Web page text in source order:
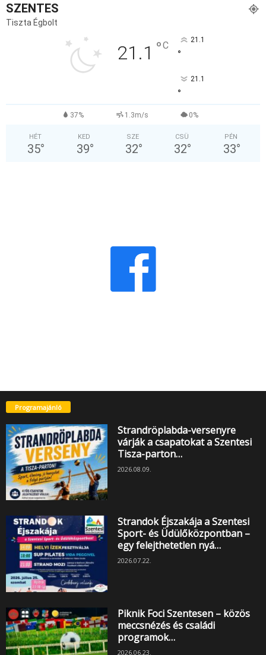
SZENTES
Tiszta Égbolt
21.1 °C 21.1
°
21.1
°
37% 1.3m/s 0%
HÉT
35°
KED
39°
SZE
32°
CSÜ
32°
PÉN
33°
Programajánló
Strandröplabda-versenyre
várják a csapatokat a Szentesi
Tisza-parton…
2026.08.09.
Strandok Éjszakája a Szentesi
Sport- és Üdülőközpontban –
egy felejthetetlen nyá…
2026.07.22.
Piknik Foci Szentesen – közös
meccsnézés és családi
programok…
2026.06.23.